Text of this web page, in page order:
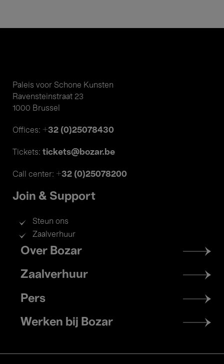
Paleis voor Schone Kunsten
Ravensteinstraat 23
1000 Brussel
Offices: +32 (0)25078430
Tickets: tickets@bozar.be
Call center: +32 (0)25078200
Join & Support
Steun ons
Zaalverhuur
Footer
menu
Over Bozar
Zaalverhuur
Pers
Werken bij Bozar